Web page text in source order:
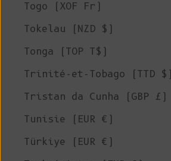
Togo (XOF Fr)
Tokelau (NZD $)
Tonga (TOP T$)
Trinité-et-Tobago (TTD $)
Tristan da Cunha (GBP £)
Tunisie (EUR €)
Türkiye (EUR €)